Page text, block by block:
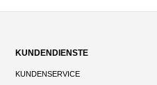
KUNDENDIENSTE
KUNDENSERVICE